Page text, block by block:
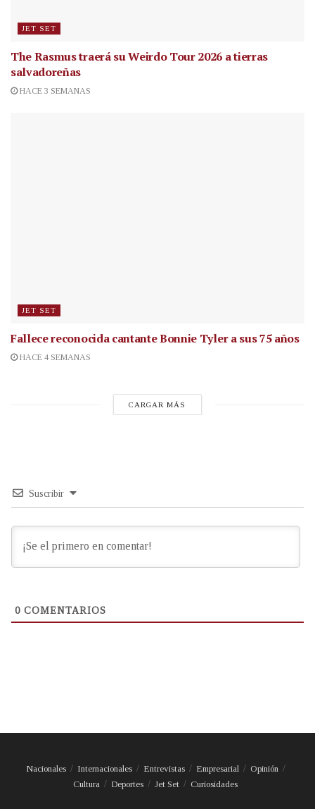
JET SET
The Rasmus traerá su Weirdo Tour 2026 a tierras
salvadoreñas
HACE 3 SEMANAS
JET SET
Fallece reconocida cantanteBonnie Tyler a sus 75 años
HACE 4 SEMANAS
CARGAR MÁS
Suscribir
0 COMENTARIOS
Nacionales Internacionales Entrevistas Empresarial
Opinión
Cultura
Deportes Jet Set Curiosidades